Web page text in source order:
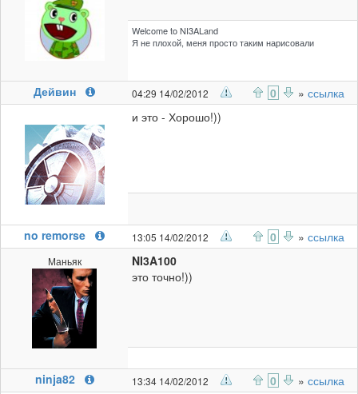
Welcome to NI3ALand
Я не плохой, меня просто таким нарисовали
Дейвин 04:29 14/02/2012 0 » ссылка
и это - Хорошо!))
no remorse 13:05 14/02/2012 0 » ссылка
Маньяк
NI3A100
это точно!))
ninja82 13:34 14/02/2012 0 » ссылка